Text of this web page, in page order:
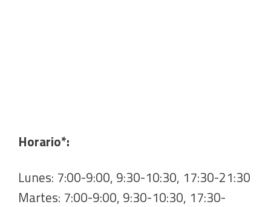
Horario*:
Lunes: 7:00-9:00, 9:30-10:30, 17:30-21:30
Martes: 7:00-9:00, 9:30-10:30, 17:30-